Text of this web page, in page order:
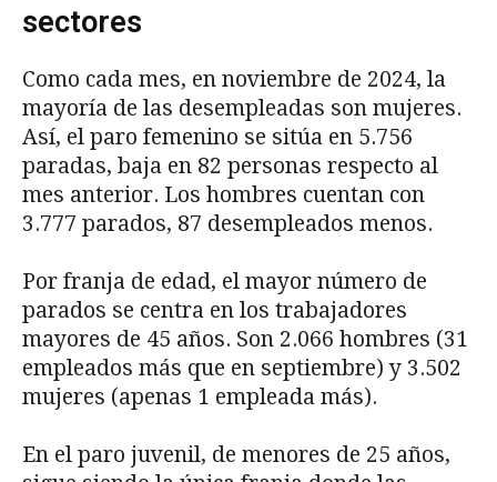
sectores
Como cada mes, en noviembre de 2024, la
mayoría de las desempleadas son mujeres.
Así, el paro femenino se sitúa en 5.756
paradas, baja en 82 personas respecto al
mes anterior. Los hombres cuentan con
3.777 parados, 87 desempleados menos.
Por franja de edad, el mayor número de
parados se centra en los trabajadores
mayores de 45 años. Son 2.066 hombres (31
empleados más que en septiembre) y 3.502
mujeres (apenas 1 empleada más).
En el paro juvenil, de menores de 25 años,